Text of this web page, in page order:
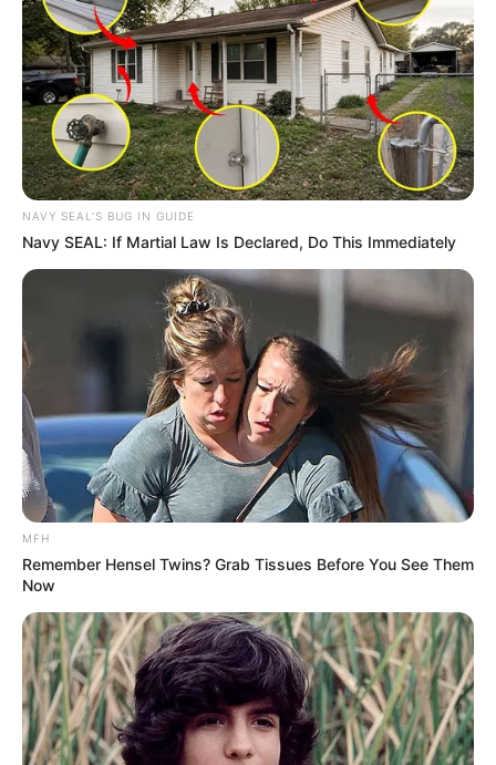
Επισκεφτείτετο κανάλι μου στο youtubeαν
ψάχνετε πραγματικά να βρείτε την αλήθεια… Η
Ενημέρωση που δεν θα ακούσετε ποτέ από τα
κυρίαρχα ΜΜΕ… Υποστηρίξτε αυτόν τον αγώνα με
την εγγραφή, τα κόσμια σχόλια και τα λάικ σας…
FACEBOOK ΑΡΈΣΕΙ
YOUTUBE
EMAIL ΑΚΟΛΟΥΘΉΣΤΕ
NAVY SEAL'S BUG IN GUIDE
Navy SEAL: If Martial Law Is Declared, Do This Immediately
MFH
Remember Hensel Twins? Grab Tissues Before You See Them
Now